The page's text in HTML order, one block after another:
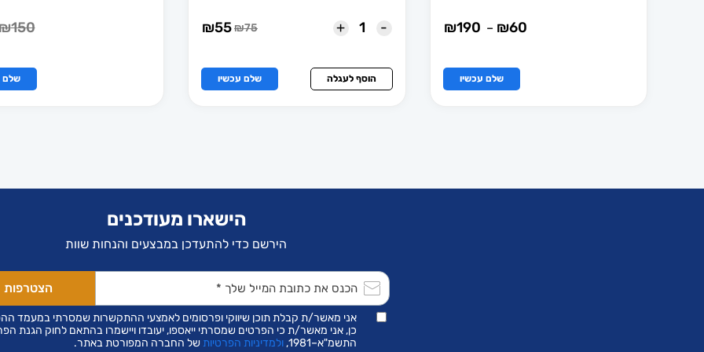
₪60
–
₪190
עד
⁦₪190⁩
שלם עכשיו
בעמוד
-
+
₪75
המחיר
היה:
₪75.
₪55המחיר
הוא:
₪55.
הוסף לעגלה שלם עכשיו
150
שלם
בעמוד
הישארו מעודכנים
הירשם כדי להתעדכן במבצעים והנחות שוות
אני מאשר/ת קבלת תוכן שיווקי ופרסומים לאמצעי ההתקשרות שמסרתי במעמד
כן, אני מאשר/ת כי הפרטים שמסרתי ייאספו, יעובדו ויישמרו בהתאם לחוק הגנת
התשמ"א–1981,
ולמדיניות הפרטיות של החברה המפורטת באתר.